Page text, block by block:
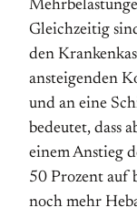
Gleichzeitig
den
ansteigenden
und an eine
bedeutet, dass
einem Anstieg
50 Prozent auf
noch mehr